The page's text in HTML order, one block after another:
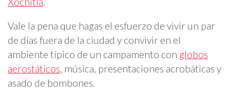
Vale la pena que hagas el esfuerzo de vivir un par
de días fuera de la ciudad y convivir en el
ambiente típico de un campamento con globos
aerostáticos, música, presentaciones acrobáticas y
asado de bombones.